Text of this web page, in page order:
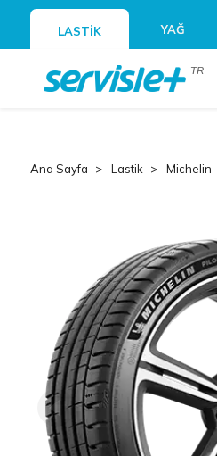
LASTİK YAĞ
TR
Ana Sayfa Lastik Michelin